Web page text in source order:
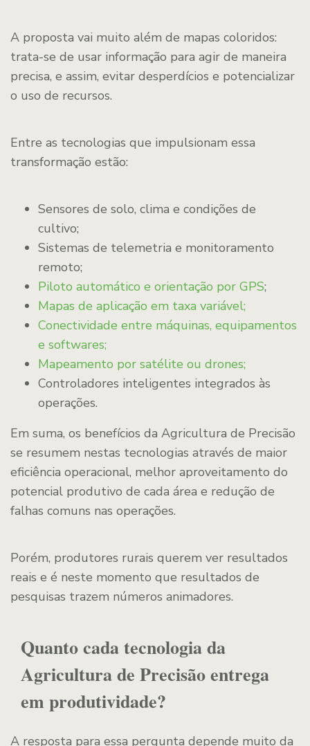
A proposta vai muito além de mapas coloridos:
trata-se de usar informação para agir de maneira
precisa, e assim, evitar desperdícios e potencializar
o uso de recursos.
Entre as tecnologias que impulsionam essa
transformação estão:
Sensores de solo, clima e condições de
cultivo;
Sistemas de telemetria e monitoramento
remoto;
Piloto automático e orientação por GPS;
Mapas de aplicação em taxa variável;
Conectividade entre máquinas, equipamentos
e softwares;
Mapeamento por satélite ou drones;
Controladores inteligentes integrados às
operações.
Em suma, os benefícios da Agricultura de Precisão
se resumem nestas tecnologias através de maior
eficiência operacional, melhor aproveitamento do
potencial produtivo de cada área e redução de
falhas comuns nas operações.
Porém, produtores rurais querem ver resultados
reais e é neste momento que resultados de
pesquisas trazem números animadores.
Quanto cada tecnologia da
Agricultura de Precisão entrega
em produtividade?
A resposta para essa pergunta depende muito da